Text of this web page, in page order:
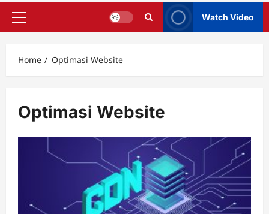
Primary
Watch Video
Home Optimasi Website
Optimasi Website